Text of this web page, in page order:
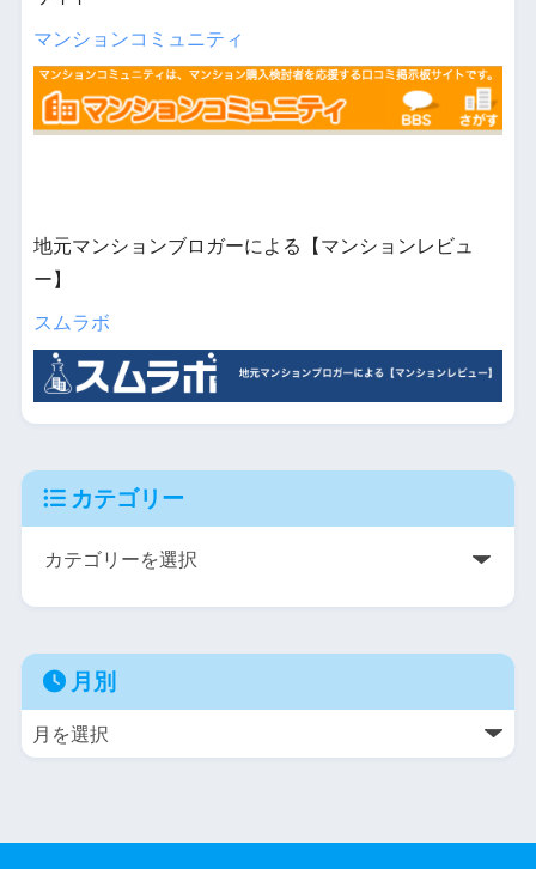
マンションコミュニティ
地元マンションブロガーによる【マンションレビュ
ー】
スムラボ
カテゴリー
月別